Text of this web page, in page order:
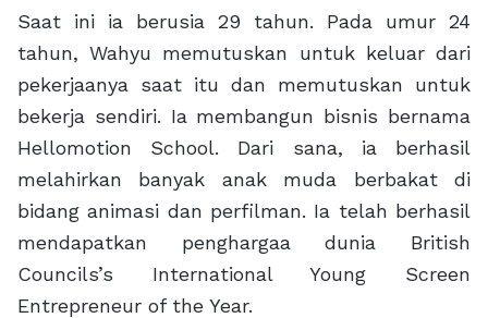
Saat ini ia berusia 29 tahun. Pada umur 24
tahun, Wahyu memutuskan untuk keluar dari
pekerjaanya saat itu dan memutuskan untuk
bekerja sendiri. Ia membangun bisnis bernama
Hellomotion School. Dari sana, ia berhasil
melahirkan banyak anak muda berbakat di
bidang animasi dan perfilman. Ia telah berhasil
mendapatkan penghargaa dunia British
Councils’s International Young Screen
Entrepreneur of the Year.